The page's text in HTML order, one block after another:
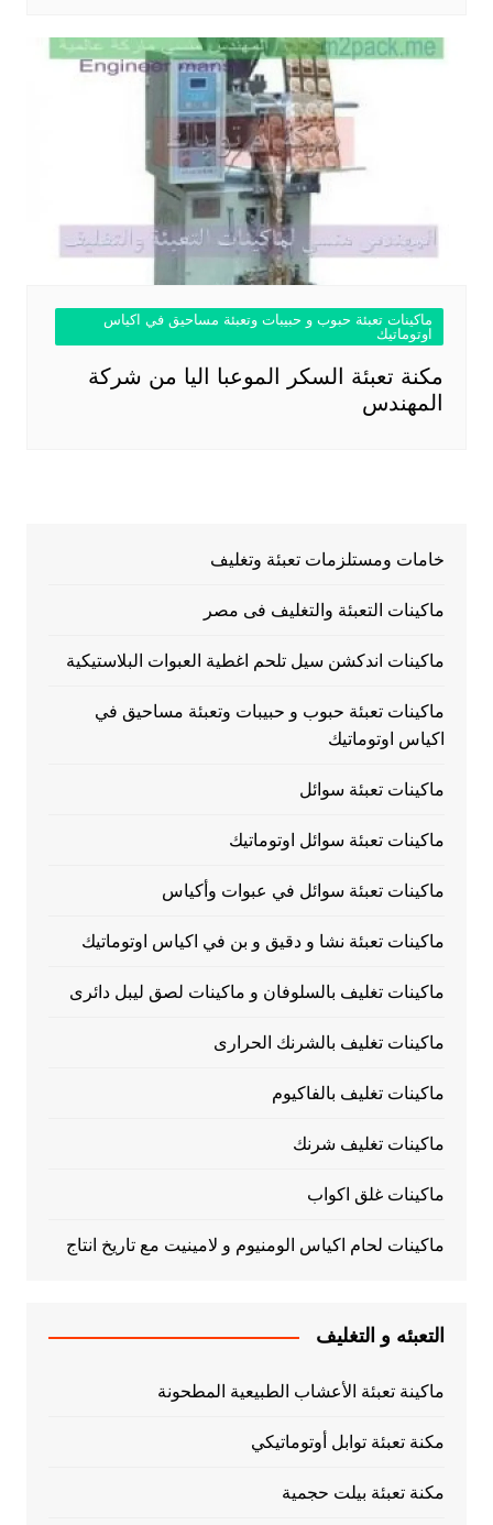
ماكينات تعبئة حبوب و حبيبات وتعبئة مساحيق في اكياس
اوتوماتيك
مكنة تعبئة السكر الموعبا اليا من شركة
المهندس
خامات ومستلزمات تعبئة وتغليف
ماكينات التعبئة والتغليف فى مصر
ماكينات اندكشن سيل تلحم اغطية العبوات البلاستيكية
ماكينات تعبئة حبوب و حبيبات وتعبئة مساحيق في
اكياس اوتوماتيك
ماكينات تعبئة سوائل
ماكينات تعبئة سوائل اوتوماتيك
ماكينات تعبئة سوائل في عبوات وأكياس
ماكينات تعبئة نشا و دقيق و بن في اكياس اوتوماتيك
ماكينات تغليف بالسلوفان و ماكينات لصق ليبل دائرى
ماكينات تغليف بالشرنك الحرارى
ماكينات تغليف بالفاكيوم
ماكينات تغليف شرنك
ماكينات غلق اكواب
ماكينات لحام اكياس الومنيوم و لامينيت مع تاريخ انتاج
التعبئه و التغليف
ماكينة تعبئة الأعشاب الطبيعية المطحونة
مكنة تعبئة توابل أوتوماتيكي
مكنة تعبئة بيلت حجمية